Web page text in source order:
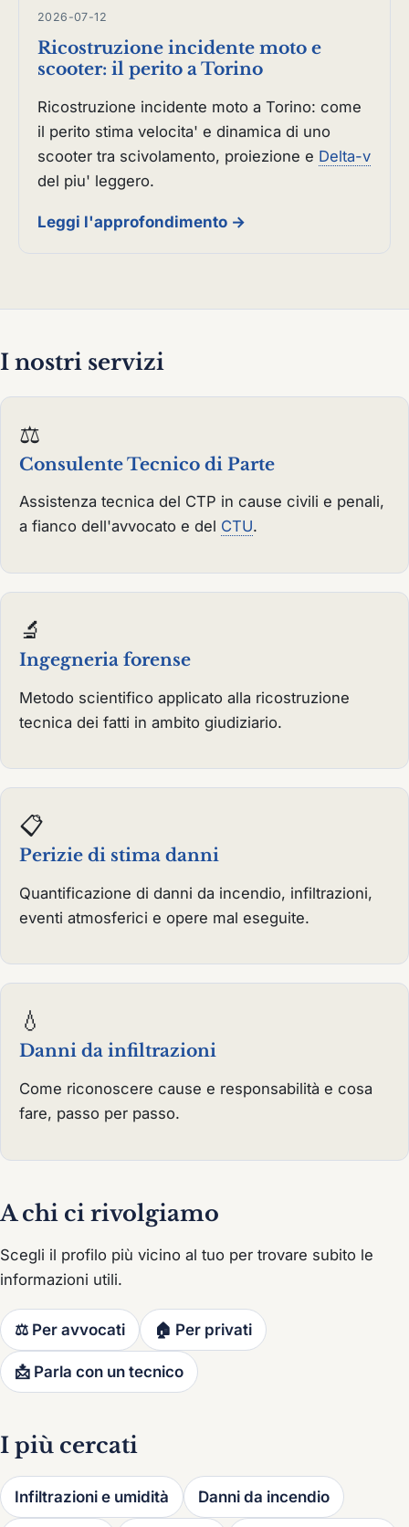
2026-07-12
Ricostruzione incidente moto e
scooter: il perito a Torino
Ricostruzione incidente moto a Torino: come
il perito stima velocita' e dinamica di uno
scooter tra scivolamento, proiezione e Delta-v
del piu' leggero.
Leggi l'approfondimento →
I nostri servizi
⚖️
Consulente Tecnico di Parte
Assistenza tecnica del CTP in cause civili e penali,
a fianco dell'avvocato e del CTU.
🔬
Ingegneria forense
Metodo scientifico applicato alla ricostruzione
tecnica dei fatti in ambito giudiziario.
📋
Perizie di stima danni
Quantificazione di danni da incendio, infiltrazioni,
eventi atmosferici e opere mal eseguite.
💧
Danni da infiltrazioni
Come riconoscere cause e responsabilità e cosa
fare, passo per passo.
A chi ci rivolgiamo
Scegli il profilo più vicino al tuo per trovare subito le
informazioni utili.
⚖️ Per avvocati 🏠 Per privati
📩 Parla con un tecnico
I più cercati
Infiltrazioni e umidità Danni da incendio